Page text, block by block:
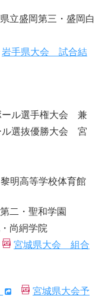
盛岡第三・盛岡白
岩手県大会 試合結
ール選手権大会 兼
ル選抜優勝大会 宮
明高等学校体育館
二・聖和学園
尚絅学院
宮城県大会 組合
宮城県大会予